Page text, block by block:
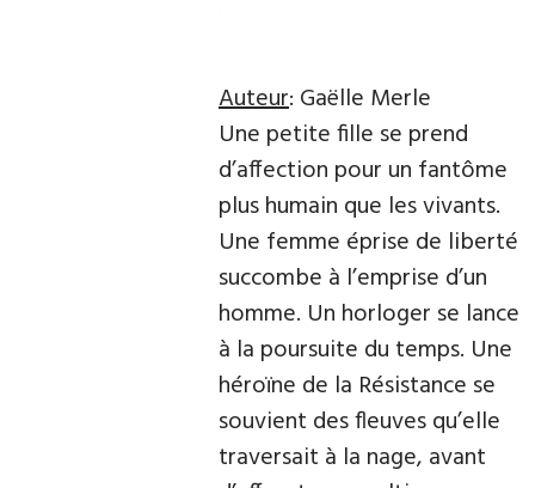
Auteur: Gaëlle Merle
Une petite fille se prend
d’affection pour un fantôme
plus humain que les vivants.
Une femme éprise de liberté
succombe à l’emprise d’un
homme. Un horloger se lance
à la poursuite du temps. Une
héroïne de la Résistance se
souvient des fleuves qu’elle
traversait à la nage, avant